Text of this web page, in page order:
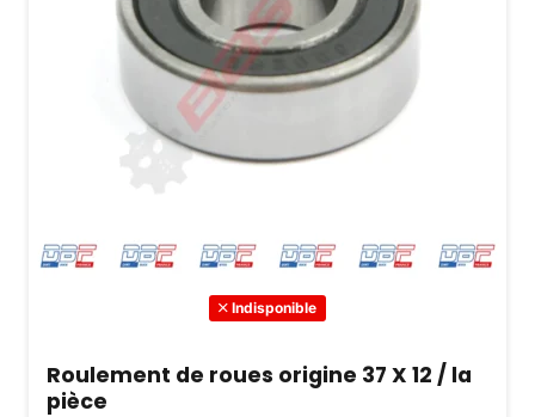
Indisponible
Roulement de roues origine 37 X 12 / la
pièce